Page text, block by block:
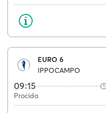
EURO 6
IPPOCAMPO
09:15
Procida